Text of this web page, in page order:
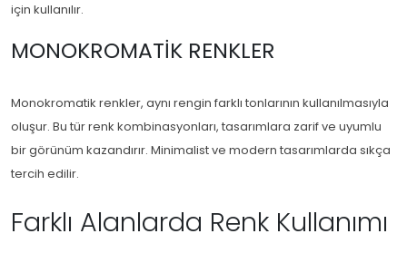
için kullanılır.
MONOKROMATIK RENKLER
Monokromatik renkler, aynı rengin farklı tonlarının kullanılmasıyla
oluşur. Bu tür renk kombinasyonları, tasarımlara zarif ve uyumlu
bir görünüm kazandırır. Minimalist ve modern tasarımlarda sıkça
tercih edilir.
Farklı Alanlarda Renk Kullanımı